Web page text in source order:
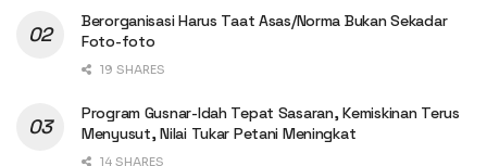
Berorganisasi Harus Taat Asas/Norma Bukan Sekadar
Foto-foto
19 SHARES
Program Gusnar-Idah Tepat Sasaran, Kemiskinan Terus
Menyusut, Nilai Tukar Petani Meningkat
14 SHARES